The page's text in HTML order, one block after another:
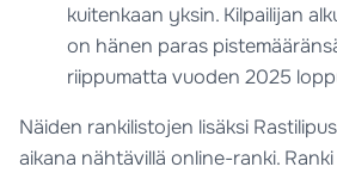
kuitenkaan yksin. Kilpailijan
on hänen paras
riippumatta vuoden 2025
Näiden rankilistojen lisäksi
aikana nähtävillä online-ranki.